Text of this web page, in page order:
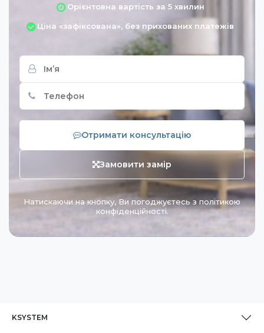
Орієнтовна вартість за 5 хвилин
Ціна «зафіксована», без прихованих платежів
Отримати консультацію
Замовити замір
Натискаючи на кнопку, Ви погоджуєтесь з політикою
конфіденційності.
KSYSTEM